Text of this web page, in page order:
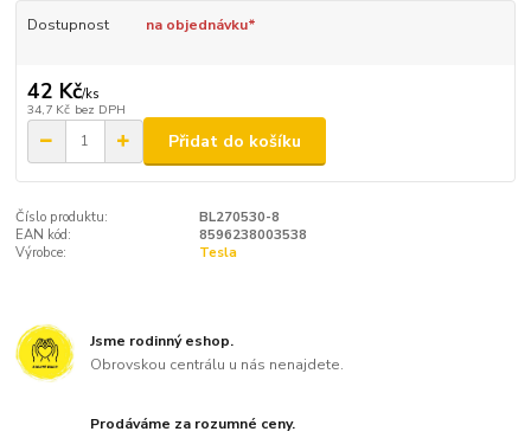
Dostupnost na objednávku*
42 Kč/ks
34,7 Kč bez DPH
Přidat do košíku
Číslo produktu:
BL270530-8
EAN kód:
8596238003538
Výrobce:
Tesla
Jsme rodinný eshop.
Obrovskou centrálu u nás nenajdete.
Prodáváme za rozumné ceny.